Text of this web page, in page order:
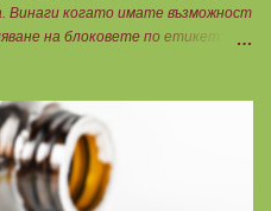
Винаги когато имате възможност
на блоковете по етикет:
въглехидрати за 1 блок.
в 100 г продукт = мазнините за